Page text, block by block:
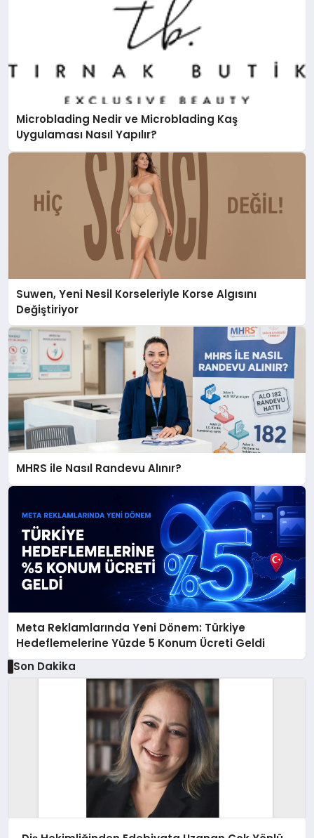
Microblading Nedir ve Microblading Kaş
Uygulaması Nasıl Yapılır?
Suwen, Yeni Nesil Korseleriyle Korse Algısını
Değiştiriyor
MHRS ile Nasıl Randevu Alınır?
Meta Reklamlarında Yeni Dönem: Türkiye
Hedeflemelerine Yüzde 5 Konum Ücreti Geldi
Son Dakika